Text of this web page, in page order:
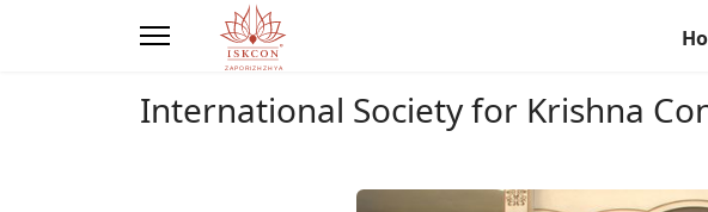
International Society for Krishna